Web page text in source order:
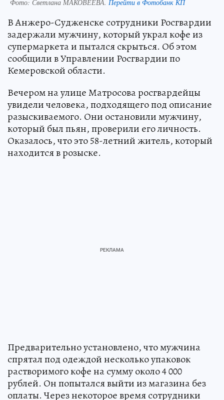
Фото: Светлана МАКОВЕЕВА. Перейти в Фотобанк КП
В Анжеро-Судженске сотрудники Росгвардии
задержали мужчину, который украл кофе из
супермаркета и пытался скрыться. Об этом
сообщили в Управлении Росгвардии по
Кемеровской области.
Вечером на улице Матросова росгвардейцы
увидели человека, подходящего под описание
разыскиваемого. Они остановили мужчину,
который был пьян, проверили его личность.
Оказалось, что это 58-летний житель, который
находится в розыске.
Предварительно установлено, что мужчина
спрятал под одеждой несколько упаковок
растворимого кофе на сумму около 4 000
рублей. Он попытался выйти из магазина без
оплаты. Через некоторое время сотрудники